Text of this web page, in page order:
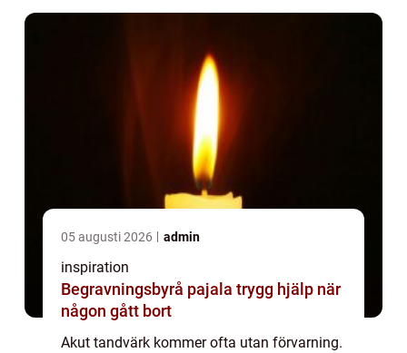
05 augusti 2026 admin
inspiration
Begravningsbyrå pajala trygg hjälp när
någon gått bort
Akut tandvärk kommer ofta utan förvarning.